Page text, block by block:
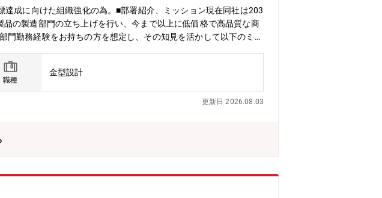
成に向けた組織強化の為。■部署紹介、ミッション現在同社は203
の製造部門の立ち上げを行い、今まで以上に低価格で高品質な商
勤務経験をお持ちの方を想定し、その知見を活かして以下のミッ
との企画調整、現場指導等特に樹脂成形(射出成形、押出成形等)
既存メンバーと一緒になって一から育てていくポジションです。
職種
金型設計
更新日 2026.08.03